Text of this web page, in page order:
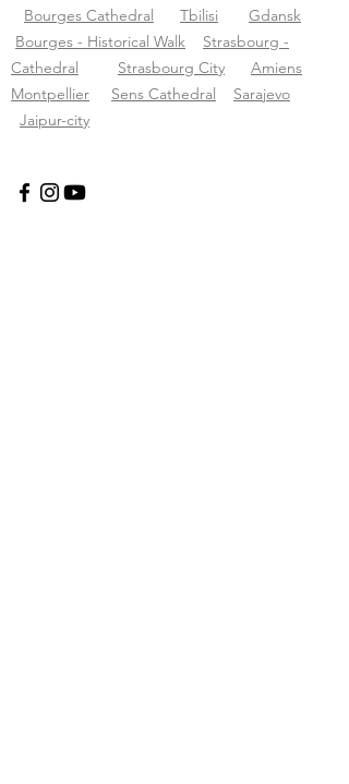
Bourges Cathedral
Tbilisi
Gdansk
Bourges - Historical Walk
Strasbourg -
Cathedral
Strasbourg City
Amiens
Montpellier
Sens Cathedral
Sarajevo
Jaipur-city